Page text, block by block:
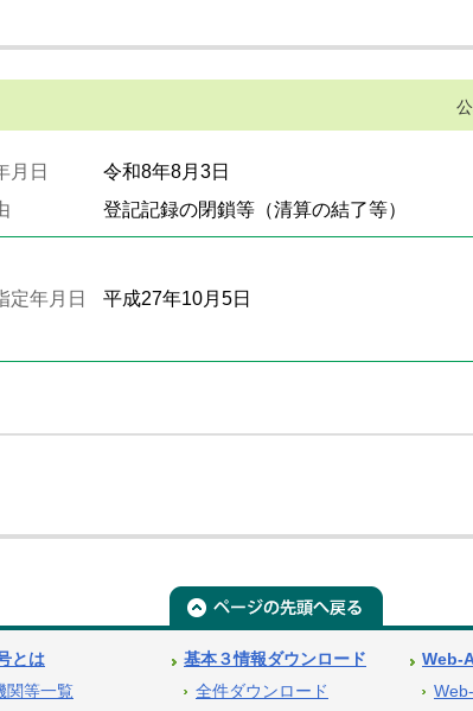
月日
令和8年8月3日
登記記録の閉鎖等（清算の結了等）
定年月日 平成27年10月5日
とは
関等一覧
基本３情報ダウンロード
全件ダウンロード
Web-